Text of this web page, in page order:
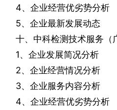
4、企业经营优劣势分析
5、企业最新发展动态
十、中科检测技术服务（
1、企业发展简况分析
2、企业经营情况分析
3、企业服务内容分析
4、企业经营优劣势分析